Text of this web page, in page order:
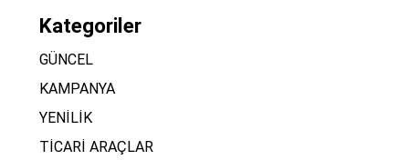
Kategoriler
GÜNCEL
KAMPANYA
YENİLİK
TİCARİ ARAÇLAR